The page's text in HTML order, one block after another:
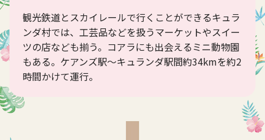
観光鉄道とスカイレールで行くことができるキュラ
ンダ村では、工芸品などを扱うマーケットやスイー
ツの店なども揃う。コアラにも出会えるミニ動物園
もある。ケアンズ駅～キュランダ駅間約34kmを約2
時間かけて運行。